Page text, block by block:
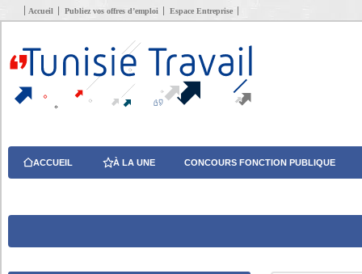
Accueil Publiez vos offres d’emploi Espace Entreprise
ACCUEIL À LA UNE CONCOURS FONCTION PUBLIQUE